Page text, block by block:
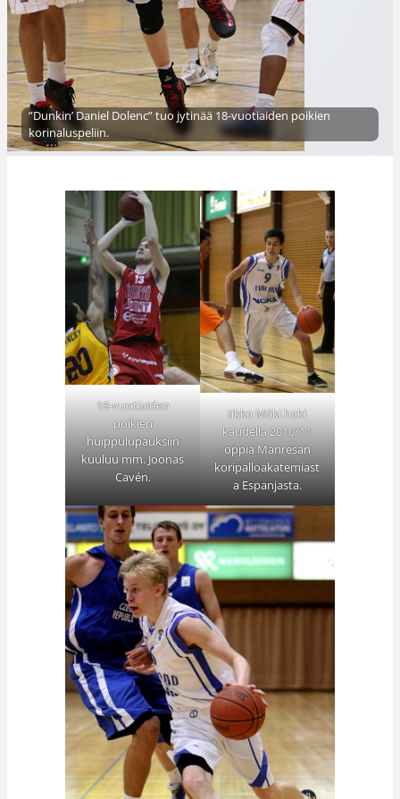
”Dunkin’ Daniel Dolenc” tuo jytinää 18-vuotiaiden poikien
korinaluspeliin.
18-vuotiaiden
poikien
huippulupauksiin
kuuluu mm. Joonas
Cavén.
Iikka Mäki haki
kaudella 2010/11
oppia Manresan
koripalloakatemiast
a Espanjasta.